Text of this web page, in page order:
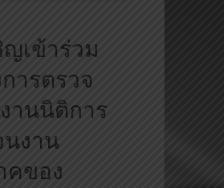
เข้าร่วม
ารตรวจ
านนิติการ
นงาน
คของ